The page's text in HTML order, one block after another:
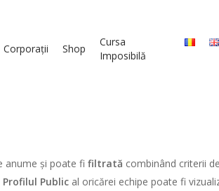
Corporații Shop
Cursa
Imposibilă
anume și poate fi filtrată combinând criterii
Profilul Public al oricărei echipe poate fi